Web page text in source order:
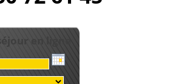
en ligne